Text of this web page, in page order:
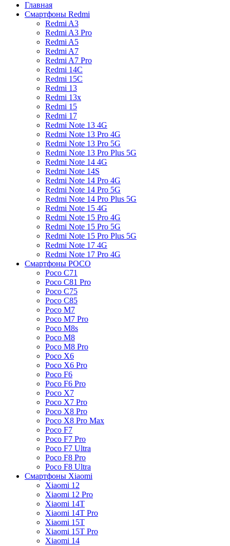
Главная
Смартфоны Redmi
Redmi A3
Redmi A3 Pro
Redmi A5
Redmi A7
Redmi A7 Pro
Redmi 14C
Redmi 15C
Redmi 13
Redmi 13x
Redmi 15
Redmi 17
Redmi Note 13 4G
Redmi Note 13 Pro 4G
Redmi Note 13 Pro 5G
Redmi Note 13 Pro Plus 5G
Redmi Note 14 4G
Redmi Note 14S
Redmi Note 14 Pro 4G
Redmi Note 14 Pro 5G
Redmi Note 14 Pro Plus 5G
Redmi Note 15 4G
Redmi Note 15 Pro 4G
Redmi Note 15 Pro 5G
Redmi Note 15 Pro Plus 5G
Redmi Note 17 4G
Redmi Note 17 Pro 4G
Смартфоны POCO
Poco C71
Poco C81 Pro
Poco C75
Poco C85
Poco M7
Poco M7 Pro
Poco M8s
Poco M8
Poco M8 Pro
Poco X6
Poco X6 Pro
Poco F6
Poco F6 Pro
Poco X7
Poco X7 Pro
Poco X8 Pro
Poco X8 Pro Max
Poco F7
Poco F7 Pro
Poco F7 Ultra
Poco F8 Pro
Poco F8 Ultra
Смартфоны Xiaomi
Xiaomi 12
Xiaomi 12 Pro
Xiaomi 14T
Xiaomi 14T Pro
Xiaomi 15T
Xiaomi 15T Pro
Xiaomi 14